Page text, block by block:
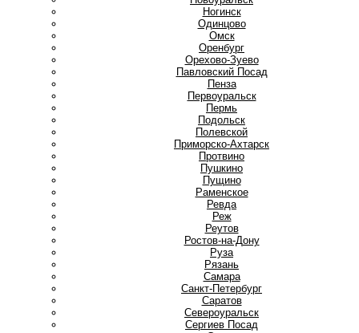
Ногинск
Одинцово
Омск
Оренбург
Орехово-Зуево
Павловский Посад
Пенза
Первоуральск
Пермь
Подольск
Полевской
Приморско-Ахтарск
Протвино
Пушкино
Пущино
Раменское
Ревда
Реж
Реутов
Ростов-на-Дону
Руза
Рязань
Самара
Санкт-Петербург
Саратов
Североуральск
Сергиев Посад